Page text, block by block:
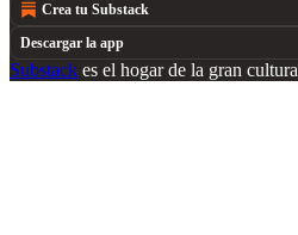
Crea tu Substack
Descargar la app
Substack es el hogar de la gran cultura